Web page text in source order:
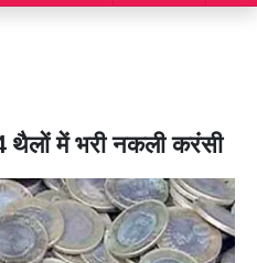
थैलों में भरी नकली करंसी